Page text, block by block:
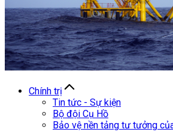
Chính trị
Tin tức - Sự kiện
Bộ đội Cụ Hồ
Bảo vệ nền tảng tư tưởng